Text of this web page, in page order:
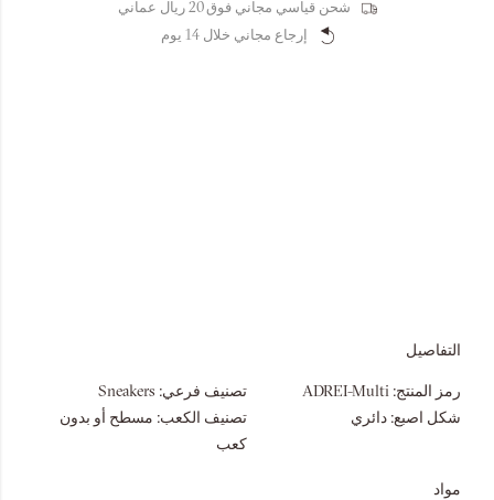
شحن قياسي مجاني فوق 20 ريال عماني
إرجاع مجاني خلال 14 يوم
التفاصيل
رمز المنتج: ADREI-Multi تصنيف فرعي: Sneakers
شكل اصبع: دائري تصنيف الكعب: مسطح أو بدون
كعب
مواد